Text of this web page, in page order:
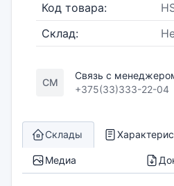
Код товара:
Склад:
СМ
Связь с
+375(33)333-22-04
Склады
Медиа